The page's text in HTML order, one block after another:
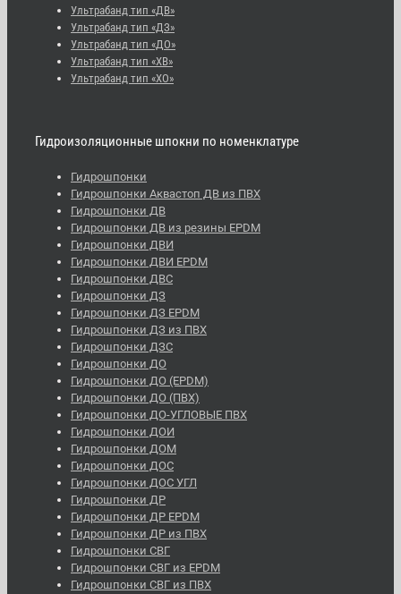
Ультрабанд тип «ДВ»
Ультрабанд тип «ДЗ»
Ультрабанд тип «ДО»
Ультрабанд тип «ХВ»
Ультрабанд тип «ХО»
Гидроизоляционные шпокни по номенклатуре
Гидрошпонки
Гидрошпонки Аквастоп ДВ из ПВХ
Гидрошпонки ДВ
Гидрошпонки ДВ из резины EPDM
Гидрошпонки ДВИ
Гидрошпонки ДВИ EPDM
Гидрошпонки ДВС
Гидрошпонки ДЗ
Гидрошпонки ДЗ EPDM
Гидрошпонки ДЗ из ПВХ
Гидрошпонки ДЗС
Гидрошпонки ДО
Гидрошпонки ДО (EPDM)
Гидрошпонки ДО (ПВХ)
Гидрошпонки ДО-УГЛОВЫЕ ПВХ
Гидрошпонки ДОИ
Гидрошпонки ДОМ
Гидрошпонки ДОС
Гидрошпонки ДОС УГЛ
Гидрошпонки ДР
Гидрошпонки ДР EPDM
Гидрошпонки ДР из ПВХ
Гидрошпонки СВГ
Гидрошпонки СВГ из EPDM
Гидрошпонки СВГ из ПВХ